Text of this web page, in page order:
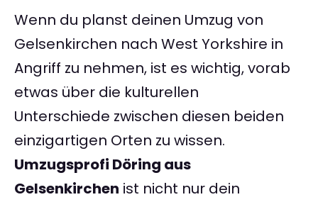
Wenn du planst deinen Umzug von
Gelsenkirchen nach West Yorkshire in
Angriff zu nehmen, ist es wichtig, vorab
etwas über die kulturellen
Unterschiede zwischen diesen beiden
einzigartigen Orten zu wissen.
Umzugsprofi Döring aus
Gelsenkirchen ist nicht nur dein